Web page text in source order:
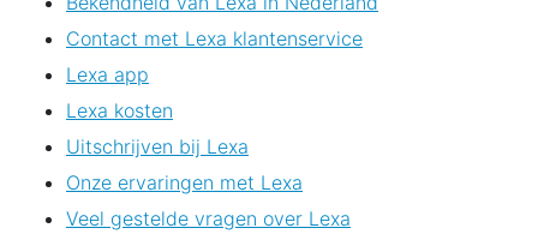
Contact met Lexa klantenservice
Lexa app
Lexa kosten
Uitschrijven bij Lexa
Onze ervaringen met Lexa
Veel gestelde vragen over Lexa